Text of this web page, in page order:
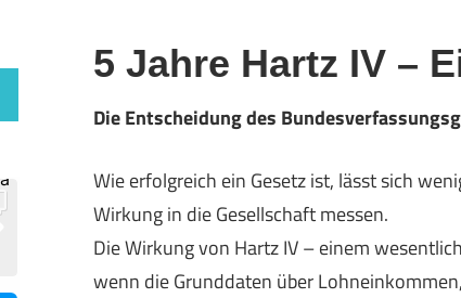
5 Jahre Hartz IV –
Die Entscheidung des
Wie erfolgreich ein Gesetz ist, lässt sich
Wirkung in die Gesellschaft messen.
Die Wirkung von Hartz IV – einem
wenn die Grunddaten über